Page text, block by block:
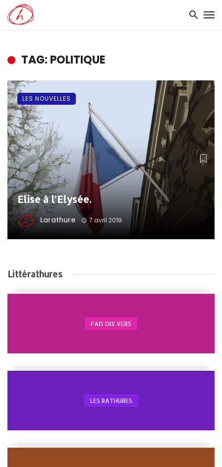
TAG: POLITIQUE
Elise à l’Elysée.
Larathure 7 avril 2019
LES NOUVELLES
Littérathures
FAIS DIX VERS
LES RATHURES